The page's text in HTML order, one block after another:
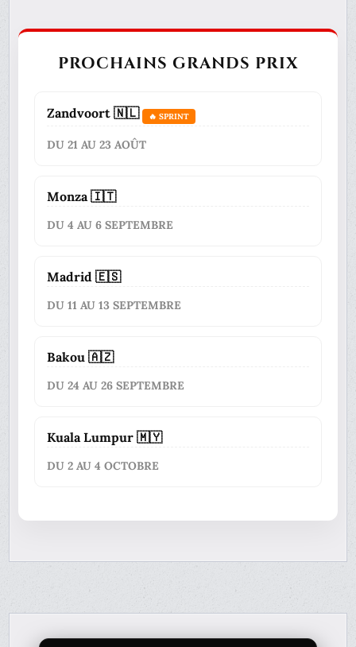
PROCHAINS GRANDS PRIX
Zandvoort 🇳🇱 🔥 SPRINT
DU 21 AU 23 AOÛT
Monza 🇮🇹
DU 4 AU 6 SEPTEMBRE
Madrid 🇪🇸
DU 11 AU 13 SEPTEMBRE
Bakou 🇦🇿
DU 24 AU 26 SEPTEMBRE
Kuala Lumpur 🇲🇾
DU 2 AU 4 OCTOBRE